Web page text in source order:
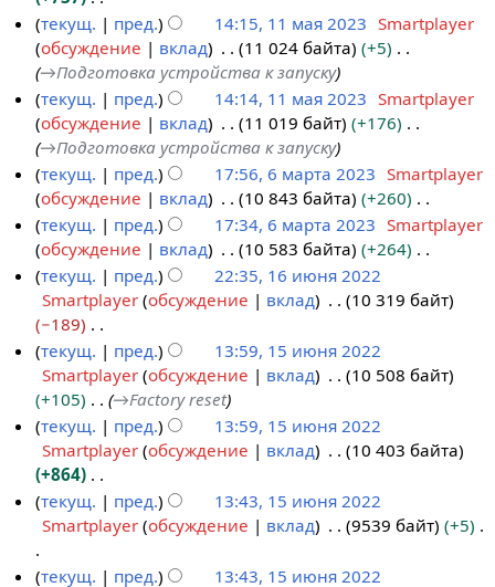
к
и
4
и
я
п
р
а
в
к
и
2
4
с
а
н
и
я
п
р
а
в
к
и
р
я
2
о
п
и
с
а
н
и
я
п
р
а
в
к
и
Н
е
т
о
п
и
с
а
н
и
я
п
р
а
в
к
и
м
2
2
текущ. пред. 14:15, 11 мая 2023 Smartplayer
обсуждение
вклад 11 024 байта
+5
→Подготовка устройства к запуску
текущ.
пред. 14:14, 11 мая 2023 Smartplayer
обсуждение
вклад 11 019 байт
+176
→Подготовка устройства к запуску
м
р
2
3
текущ. пред. 17:56, 6 марта 2023 Smartplayer
обсуждение
вклад 10 843 байта
+260
Н
е
т
о
п
и
с
а
н
и
я
п
р
а
в
текущ. пред. 17:34, 6 марта 2023 Smartplayer
обсуждение
вклад 10 583 байта
+264
Н
е
т
о
п
и
с
а
н
и
я
п
р
и
я
2
текущ. пред.
22:35, 16 июня 2022
Smartplayer обсуждение вклад
10 319 байт
−189
Н
е
т
о
п
и
с
а
и
я
текущ. пред.
13:59, 15 июня 2022
Smartplayer обсуждение вклад
10 508 байт
+105
→Factory reset
текущ.
пред.
13:59, 15 июня 2022
Smartplayer обсуждение вклад
10 403 байта
+864
Н
е
о
текущ. пред.
13:43, 15 июня 2022
Smartplayer обсуждение вклад 9539 байт +5
Нтекущ. пред.
13:43, 15 июня 2022